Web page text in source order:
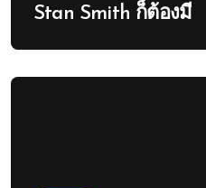
Stan Smith ก็ต้องมี